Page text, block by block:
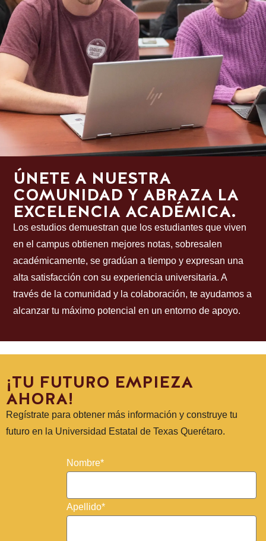
ÚNETE A NUESTRA
COMUNIDAD Y ABRAZA LA
EXCELENCIA ACADÉMICA.
Los estudios demuestran que los estudiantes que viven
en el campus obtienen mejores notas, sobresalen
académicamente, se gradúan a tiempo y expresan una
alta satisfacción con su experiencia universitaria. A
través de la comunidad y la colaboración, te ayudamos a
alcanzar tu máximo potencial en un entorno de apoyo.
¡TU FUTURO EMPIEZA
AHORA!
Regístrate para obtener más información y construye tu
futuro en la Universidad Estatal de Texas Querétaro.
Nombre*
Apellido*